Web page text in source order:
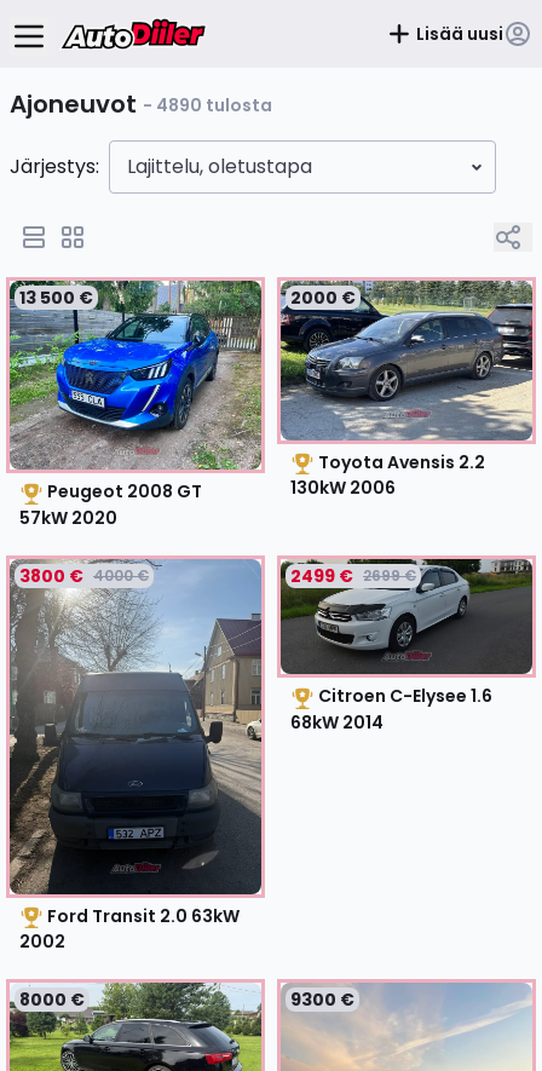
Lisää uusi
Ajoneuvot - 4890 tulosta
Järjestys: Lajittelu, oletustapa
13 500 €
Peugeot 2008 GT
57kW 2020
2000 €
Toyota Avensis 2.2
130kW 2006
3800 € 4000 €
Ford Transit 2.0 63kW
2002
2499 € 2699 €
Citroen C-Elysee 1.6
68kW 2014
8000 € 9300 €